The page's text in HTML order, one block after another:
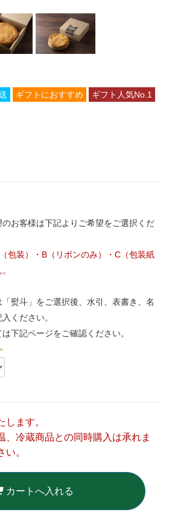
ギフトにおすすめ ギフト人気No.1
お客様は下記よりご希望をご選択くだ
包装）・B（リボンのみ）・C（包装紙
熨斗」をご選択後、水引、表書き、名
ください。
下記ページをご確認ください。
ます。
冷蔵商品との同時購入は承れま
。
カートへ入れる